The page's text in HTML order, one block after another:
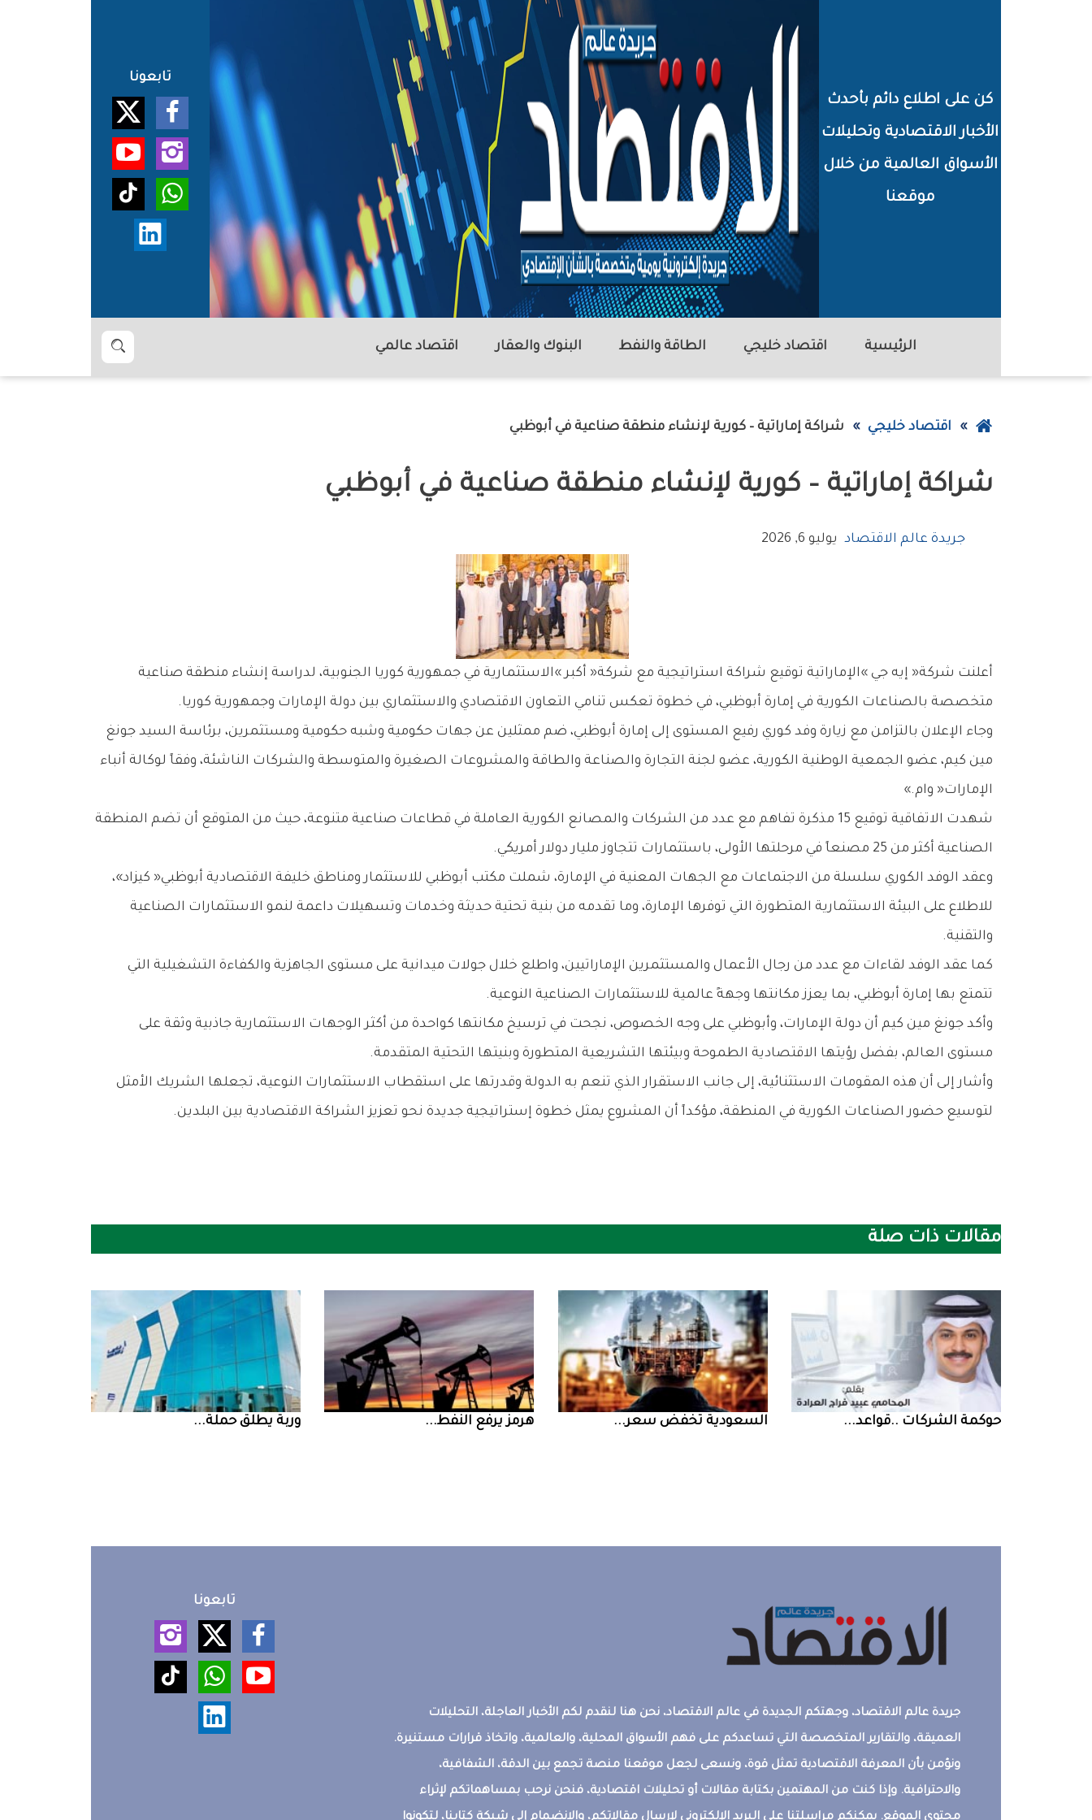
كن على اطلاع دائم بأحدث
الأخبار الاقتصادية وتحليلات
الأسواق العالمية من خلال
موقعنا
تابعونا
الرئيسية اقتصاد خليجي الطاقة والنفط البنوك والعقار اقتصاد عالمي بحث
عودة
الصفحة
اقتصاد خليجي شراكة‭ ‬إماراتية‭ – ‬كورية‭ ‬لإنشاء‭ ‬منطقة‭ ‬صناعية‭ ‬في‭ ‬أبوظبي
شراكة‭ ‬إماراتية‭ – ‬كورية‭ ‬لإنشاء‭ ‬منطقة‭ ‬صناعية‭ ‬في‭ ‬أبوظبي
جريدة عالم الاقتصاد يوليو 6, 2026
‬متخصصة‭ ‬بالصناعات‭ ‬الكورية‭ ‬في‭ ‬إمارة‭ ‬أبوظبي،‭ ‬في‭ ‬خطوة‭ ‬تعكس‭ ‬تنامي‭ ‬التعاون‭ ‬الاقتصادي‭ ‬والاستثماري‭ ‬بين‭ ‬دولة‭ ‬الإمارات‭ ‬وجمهورية‭ ‬كوريا‭.‬
‬الإمارات‭ ‬‮«‬وام‮»‬‭.‬
‬الصناعية‭ ‬أكثر‭ ‬من‭ ‬25‭ ‬مصنعاً‭ ‬في‭ ‬مرحلتها‭ ‬الأولى،‭ ‬باستثمارات‭ ‬تتجاوز‭ ‬مليار‭ ‬دولار‭ ‬أمريكي‭.‬
‬والتقنية‭.‬
‬تتمتع‭ ‬بها‭ ‬إمارة‭ ‬أبوظبي،‭ ‬بما‭ ‬يعزز‭ ‬مكانتها‭ ‬وجهةً‭ ‬عالمية‭ ‬للاستثمارات‭ ‬الصناعية‭ ‬النوعية‭.‬
‬مستوى‭ ‬العالم،‭ ‬بفضل‭ ‬رؤيتها‭ ‬الاقتصادية‭ ‬الطموحة‭ ‬وبيئتها‭ ‬التشريعية‭ ‬المتطورة‭ ‬وبنيتها‭ ‬التحتية‭ ‬المتقدمة‭.‬
‬لتوسيع‭ ‬حضور‭ ‬الصناعات‭ ‬الكورية‭ ‬في‭ ‬المنطقة،‭ ‬مؤكداً‭ ‬أن‭ ‬المشروع‭ ‬يمثل‭ ‬خطوة‭ ‬إستراتيجية‭ ‬جديدة‭ ‬نحو‭ ‬تعزيز‭ ‬الشراكة‭ ‬الاقتصادية‭ ‬بين‭ ‬البلدين‭.‬
مقالات ذات صلة
حوكمة‭ ‬الشركات‭.. ‬قواعد‭ ... السعودية‭ ‬تخفض‭ ‬سعر‭ ... ‮‬هرمز‮‬‭ ‬يرفع‭ ‬النفط‭ ... ‮‬وربة‮‬‭ ‬يطلق‭ ‬حملة‭ ...
جريدة عالم الاقتصاد، وجهتكم الجديدة في عالم الاقتصاد، نحن هنا لنقدم لكم الأخبار العاجلة، التحليلات
العميقة، والتقارير المتخصصة التي تساعدكم على فهم الأسواق المحلية، والعالمية، واتخاذ قرارات مستنيرة.
ونؤمن بأن المعرفة الاقتصادية تمثل قوة، ونسعى لجعل موقعنا منصة تجمع بين الدقة، الشفافية،
والاحترافية. وإذا كنت من المهتمين بكتابة مقالات أو تحليلات اقتصادية، فنحن نرحب بمساهماتكم لإثراء
تابعونا